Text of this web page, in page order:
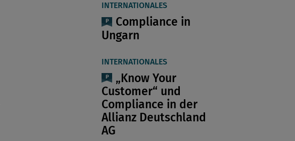
INTERNATIONALES
Compliance in
Ungarn
INTERNATIONALES
„Know Your
Customer“ und
Compliance in der
Allianz Deutschland
AG